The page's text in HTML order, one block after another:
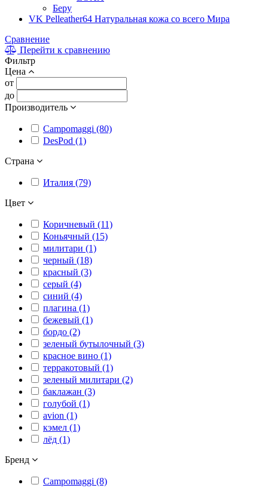
Беру
VK Pelleather64 Натуральная кожа со всего Мира
Сравнение
Перейти к сравнению
Фильтр
Цена
от
до
Производитель
Campomaggi (80)
DesPod (1)
Страна
Италия (79)
Цвет
Коричневый (11)
Коньячный (15)
милитари (1)
черный (18)
красный (3)
серый (4)
синий (4)
плагина (1)
бежевый (1)
бордо (2)
зеленый бутылочный (3)
красное вино (1)
терракотовый (1)
зеленый милитари (2)
баклажан (3)
голубой (1)
avion (1)
кэмел (1)
лёд (1)
Бренд
Campomaggi (8)